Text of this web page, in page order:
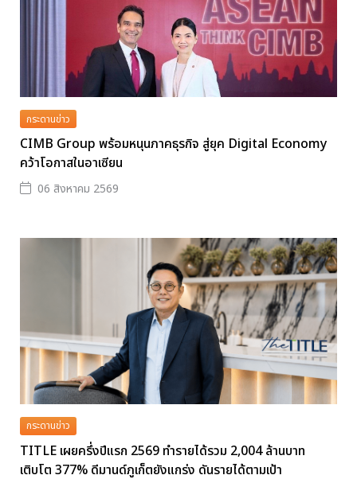
กระดานข่าว
CIMB Group พร้อมหนุนภาคธุรกิจ สู่ยุค Digital Economy
คว้าโอกาสในอาเซียน
06 สิงหาคม 2569
กระดานข่าว
TITLE เผยครึ่งปีแรก 2569 ทำรายได้รวม 2,004 ล้านบาท
เติบโต 377% ดีมานด์ภูเก็ตยังแกร่ง ดันรายได้ตามเป้า